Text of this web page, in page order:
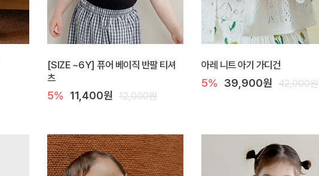
[SIZE ~6Y] 퓨어 베이직 반팔 티셔
츠
5% 11,400원 12,000원
아레 니트 아기 가디건
5% 39,900원 42,000원